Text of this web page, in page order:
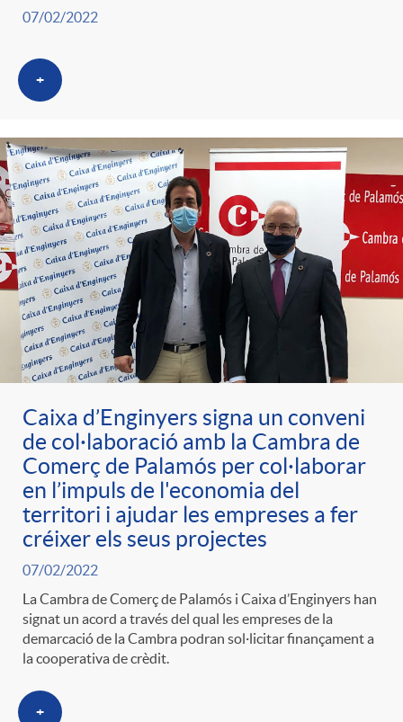
07/02/2022
+
Caixa d’Enginyers signa un conveni
de col·laboració amb la Cambra de
Comerç de Palamós per col·laborar
en l’impuls de l'economia del
territori i ajudar les empreses a fer
créixer els seus projectes
07/02/2022
La Cambra de Comerç de Palamós i Caixa d’Enginyers han
signat un acord a través del qual les empreses de la
demarcació de la Cambra podran sol·licitar finançament a
la cooperativa de crèdit.
+